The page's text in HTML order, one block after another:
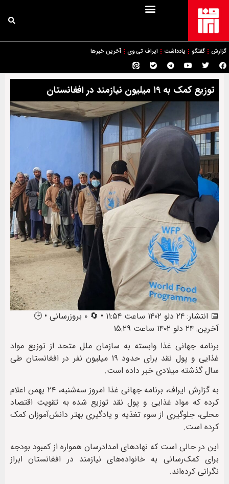
گزارش گفتگو یادداشت ایراف تی وی آخرین خبرها
توزیع کمک به ۱۹ میلیون نیازمند در افغانستان
📅 انتشار: ۲۴ دلو ۱۴۰۲ ساعت ۱۱:۵۴ • 🔄 ۰ بروزرسانی • 🕒
آخرین: ۲۴ دلو ۱۴۰۲ ساعت ۱۵:۲۹
برنامه جهانی غذا وابسته به سازمان ملل متحد از توزیع مواد
غذایی و پول نقد برای حدود ۱۹ میلیون نفر در افغانستان طی
سال گذشته میلادی خبر داده است.
به گزارش ایراف، برنامه جهانی غذا امروز سه‌شنبه، ۲۴ بهمن اعلام
کرده که مواد غذایی و پول نقد توزیع شده به تقویت اقتصاد
محلی، جلوگیری از سوء تغذیه و یادگیری بهتر دانش‌آموزان کمک
کرده است.
این در حالی است که نهادهای امدادرسان همواره از کمبود بودجه
برای کمک‌رسانی به خانواده‌های نیازمند در افغانستان ابراز
نگرانی کرده‌اند.